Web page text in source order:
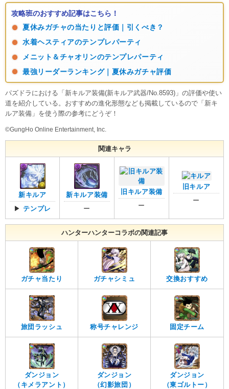
攻略班のおすすめ記事はこちら！
夏休みガチャの当たりと評価｜引くべき？
水着ヘスティアのテンプレパーティ
メニット＆チャオリンのテンプレパーティ
最強リーダーランキング｜夏休みガチャ評価
パズドラにおける「新キルア装備(新キルア武器/No.8593)」の評価や使い
道を紹介している。おすすめの進化形態なども掲載しているので「新キ
ルア装備」を使う際の参考にどうぞ！
©GungHo Online Entertainment, Inc.
関連キャラ
新キルア
▶テンプレ
新キルア装備
ー
旧キルア装備
ー
旧キルア
ー
ハンターハンターコラボの関連記事
ガチャ当たり ガチャシミュ 交換おすすめ
旅団ラッシュ 称号チャレンジ 固定チーム
ダンジョン
（キメラアント）
ダンジョン
（幻影旅団）
ダンジョン
（東ゴルトー）